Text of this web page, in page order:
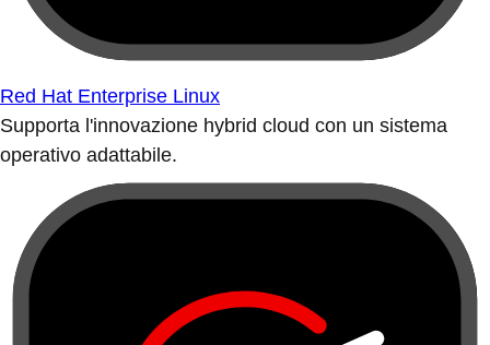
Red Hat Enterprise Linux
Supporta l'innovazione hybrid cloud con un sistema
operativo adattabile.